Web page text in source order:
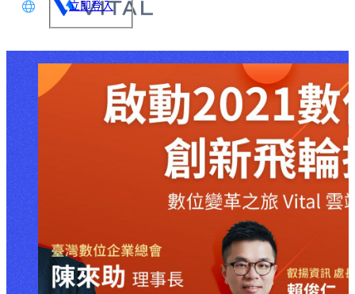
語
中文
立即登入